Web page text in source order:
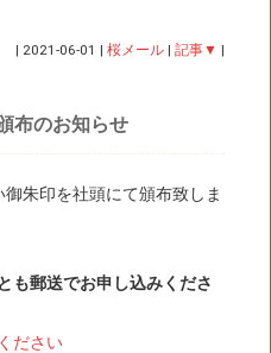
| 2021-06-01 |桜メール |記事▼ |
布のお知らせ
朱印を社頭にて頒布致しま
も郵送でお申し込みくださ
ださい